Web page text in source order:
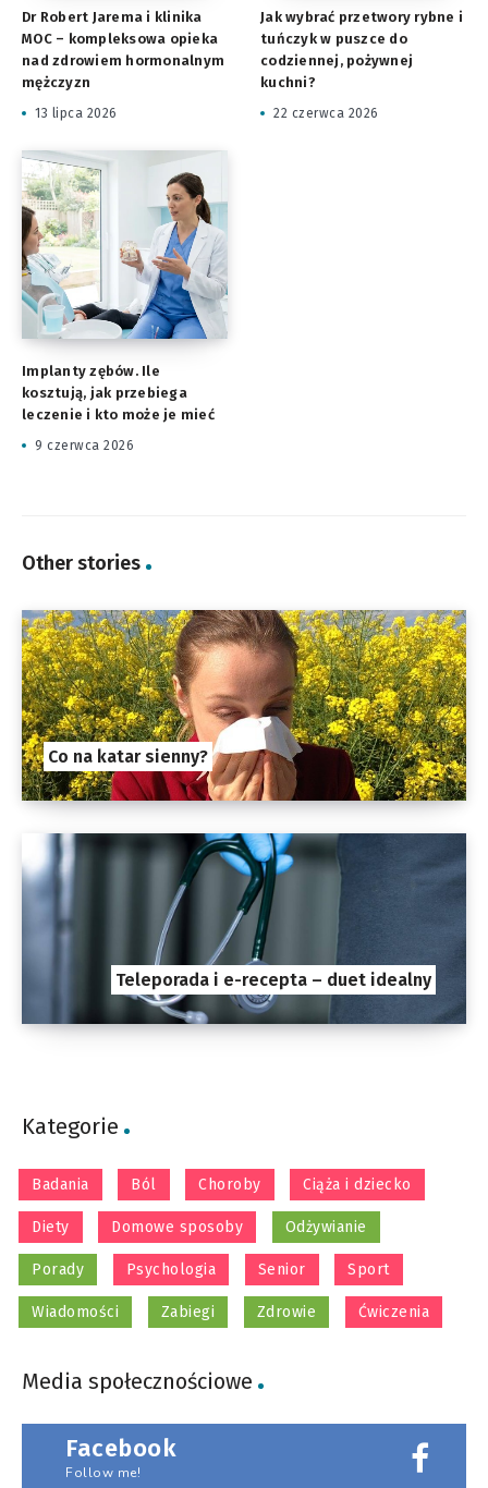
Dr Robert Jarema i klinika
MOC – kompleksowa opieka
nad zdrowiem hormonalnym
mężczyzn
13 lipca 2026
Jak wybrać przetwory rybne i
tuńczyk w puszce do
codziennej, pożywnej
kuchni?
22 czerwca 2026
Implanty zębów. Ile
kosztują, jak przebiega
leczenie i kto może je mieć
9 czerwca 2026
Other stories
Co na katar sienny?
Teleporada i e-recepta – duet idealny
Kategorie
Badania Ból Choroby Ciąża i dziecko
Diety Domowe sposoby Odżywianie
Porady Psychologia Senior Sport
Wiadomości Zabiegi Zdrowie Ćwiczenia
Media społecznościowe
Facebook
Follow me!